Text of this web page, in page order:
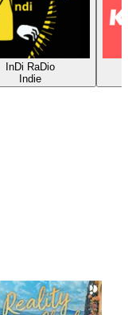
InDi RaDio
Indie